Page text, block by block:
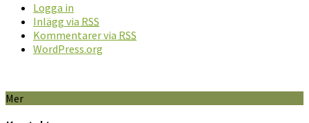
Logga in
Inlägg via RSS
Kommentarer via RSS
WordPress.org
Mer